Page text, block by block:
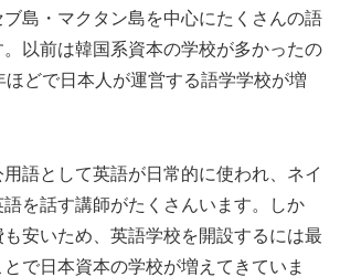
島・マクタン島を中心にたくさんの語
以前は韓国系資本の学校が多かったの
ほどで日本人が運営する語学学校が増
語として英語が日常的に使われ、ネイ
を話す講師がたくさんいます。しか
も安いため、英語学校を開設するには最
で日本資本の学校が増えてきていま